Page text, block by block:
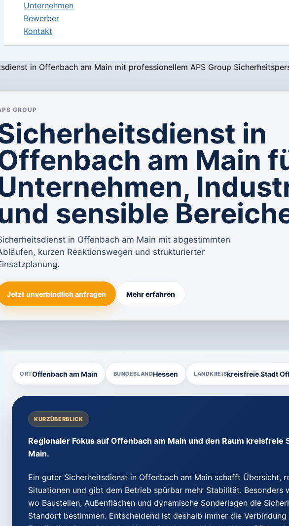
Unternehmen
Bewerber
Kontakt
GROUP
in
am Main
sensible
in Offenbach am Main mit abgestimmten
kurzen Reaktionswegen und strukturierter
Jetzt unverbindlich anfragen Mehr erfahren
ORTOffenbach am Main BUNDESLANDHessen LANDKREISkreisfreie Stadt
KURZÜBERBLICK
Regionaler Fokus auf Offenbach am Main und den Raum kreisfreie
Main.
Ein guter Sicherheitsdienst in Offenbach am Main schafft Übersicht,
Situationen und gibt dem Betrieb spürbar mehr Stabilität. Besonders
wo Baustellen, Außenflächen und dynamische Sonderlagen die
Standort bestimmen. Entscheidend ist deshalb immer die Verbindung